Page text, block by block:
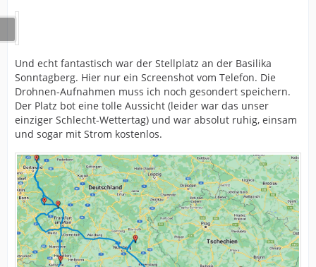
Und echt fantastisch war der Stellplatz an der Basilika
Sonntagberg. Hier nur ein Screenshot vom Telefon. Die
Drohnen-Aufnahmen muss ich noch gesondert speichern.
Der Platz bot eine tolle Aussicht (leider war das unser
einziger Schlecht-Wettertag) und war absolut ruhig, einsam
und sogar mit Strom kostenlos.